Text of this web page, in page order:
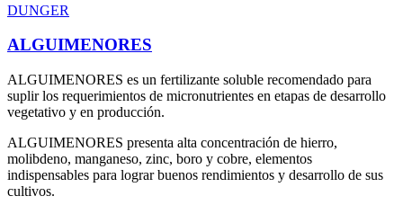
DUNGER
ALGUIMENORES
ALGUIMENORES es un fertilizante soluble recomendado para
suplir los requerimientos de micronutrientes en etapas de desarrollo
vegetativo y en producción.
ALGUIMENORES presenta alta concentración de hierro,
molibdeno, manganeso, zinc, boro y cobre, elementos
indispensables para lograr buenos rendimientos y desarrollo de sus
cultivos.